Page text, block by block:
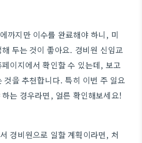
까지만 이수를 완료해야 하니, 미
두는 것이 좋아요. 경비원 신임교
이지에서 확인할 수 있는데, 보고
것을 추천합니다. 특히 이번 주 일요
는 경우라면, 얼른 확인해보세요!
경비원으로 일할 계획이라면, 처